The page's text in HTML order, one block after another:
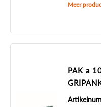
Meer
PAK a